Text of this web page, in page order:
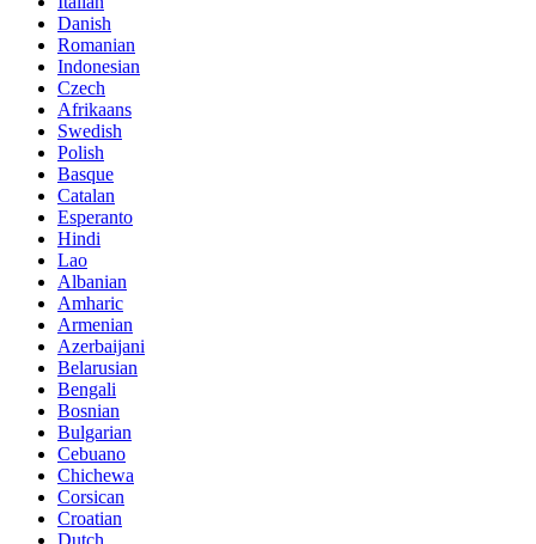
Danish
Romanian
Indonesian
Czech
Afrikaans
Swedish
Polish
Basque
Catalan
Esperanto
Hindi
Lao
Albanian
Amharic
Armenian
Azerbaijani
Belarusian
Bengali
Bosnian
Bulgarian
Cebuano
Chichewa
Corsican
Croatian
Dutch